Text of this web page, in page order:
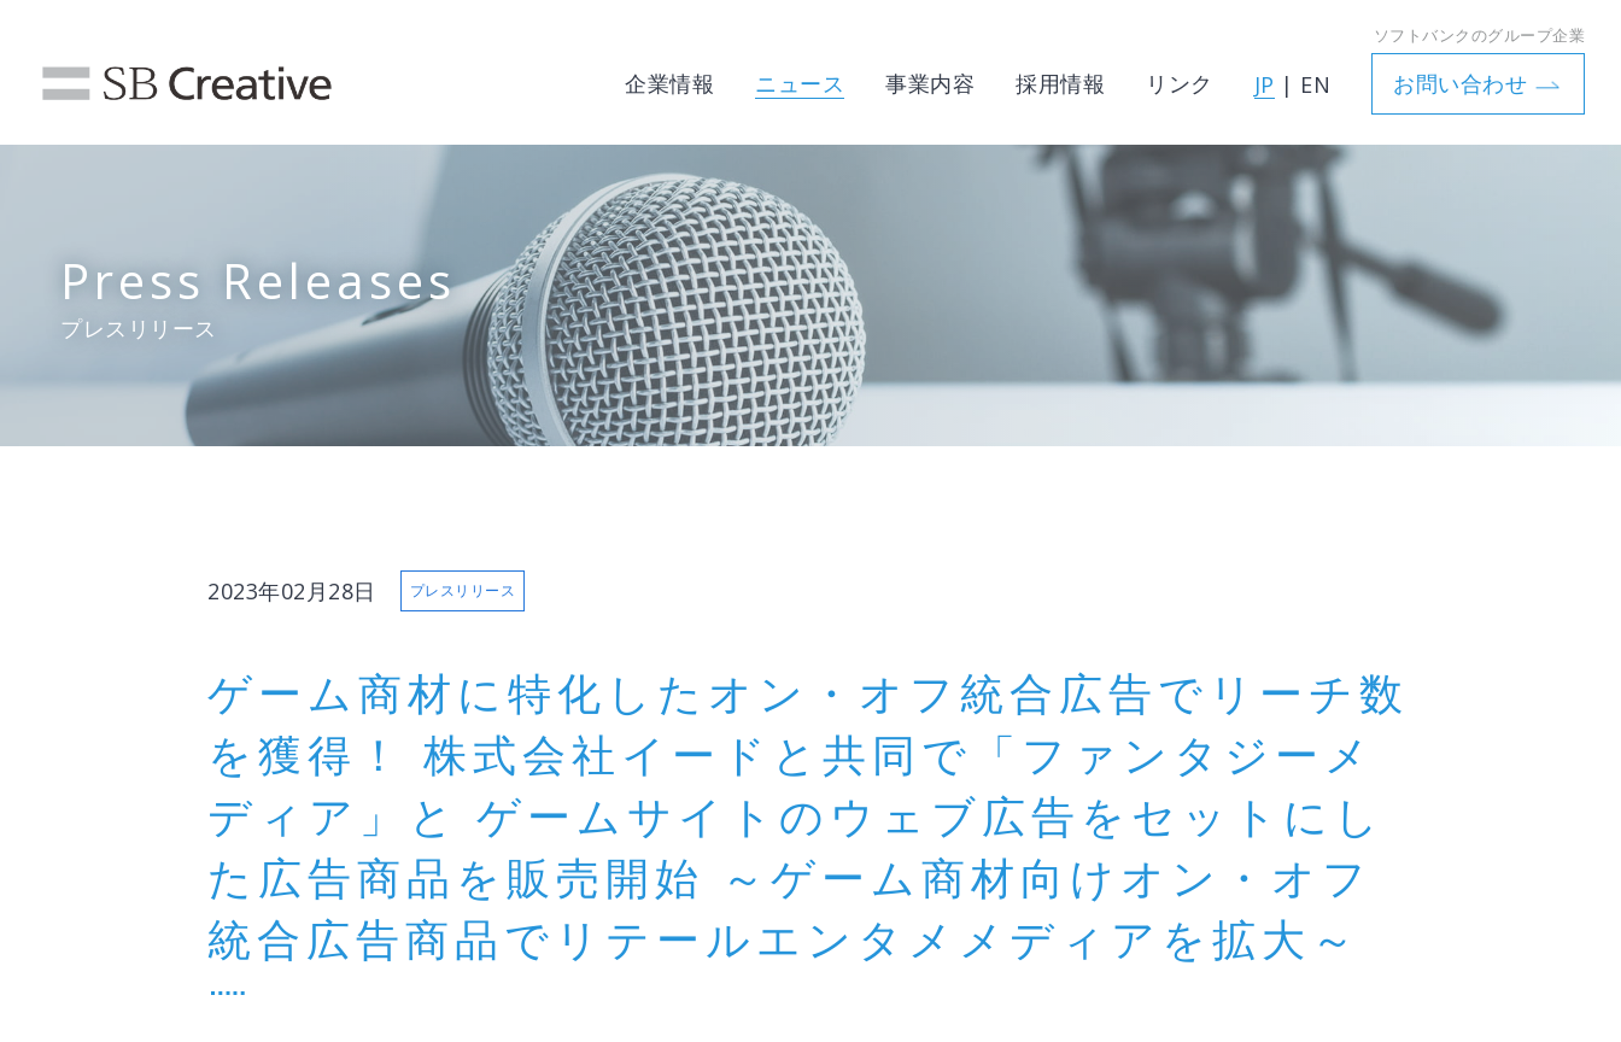
ソフトバンクのグループ企業
企業情報 ニュース 事業内容 採用情報 リンク JP | EN お問い合わせ
Press Releases
プレスリリース
2023年02月28日 プレスリリース
ゲーム商材に特化したオン・オフ統合広告でリーチ数
を獲得！ 株式会社イードと共同で「ファンタジーメ
ディア」と ゲームサイトのウェブ広告をセットにし
た広告商品を販売開始 ～ゲーム商材向けオン・オフ
統合広告商品でリテールエンタメメディアを拡大～